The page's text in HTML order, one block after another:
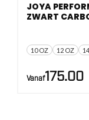
10 OZ 12 OZ
JOYA
ZWART
Vanaf175.00